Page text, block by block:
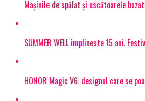
Mașinile de spălat și uscătoarele
SUMMER WELL implineste 15 ani.
HONOR Magic V6: designul care se